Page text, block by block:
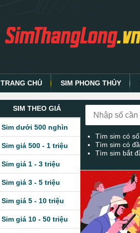
TRANG CHỦ SIM PHONG THỦY
SIM THEO GIÁ
Sim dưới 500 nghìn
Sim giá 500 - 1 triệu
Sim giá 1 - 3 triệu
Sim giá 3 - 5 triệu
Sim giá 5 - 10 triệu
Sim giá 10 - 50 triệu
Tìm sim có
Tìm sim có
Tìm sim bắt